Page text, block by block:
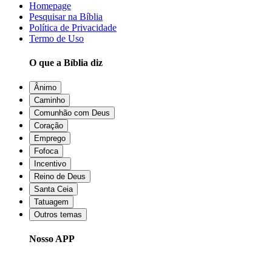
Homepage
Pesquisar na Bíblia
Política de Privacidade
Termo de Uso
O que a Bíblia diz
Ânimo
Caminho
Comunhão com Deus
Coração
Emprego
Fofoca
Incentivo
Reino de Deus
Santa Ceia
Tatuagem
Outros temas
Nosso APP